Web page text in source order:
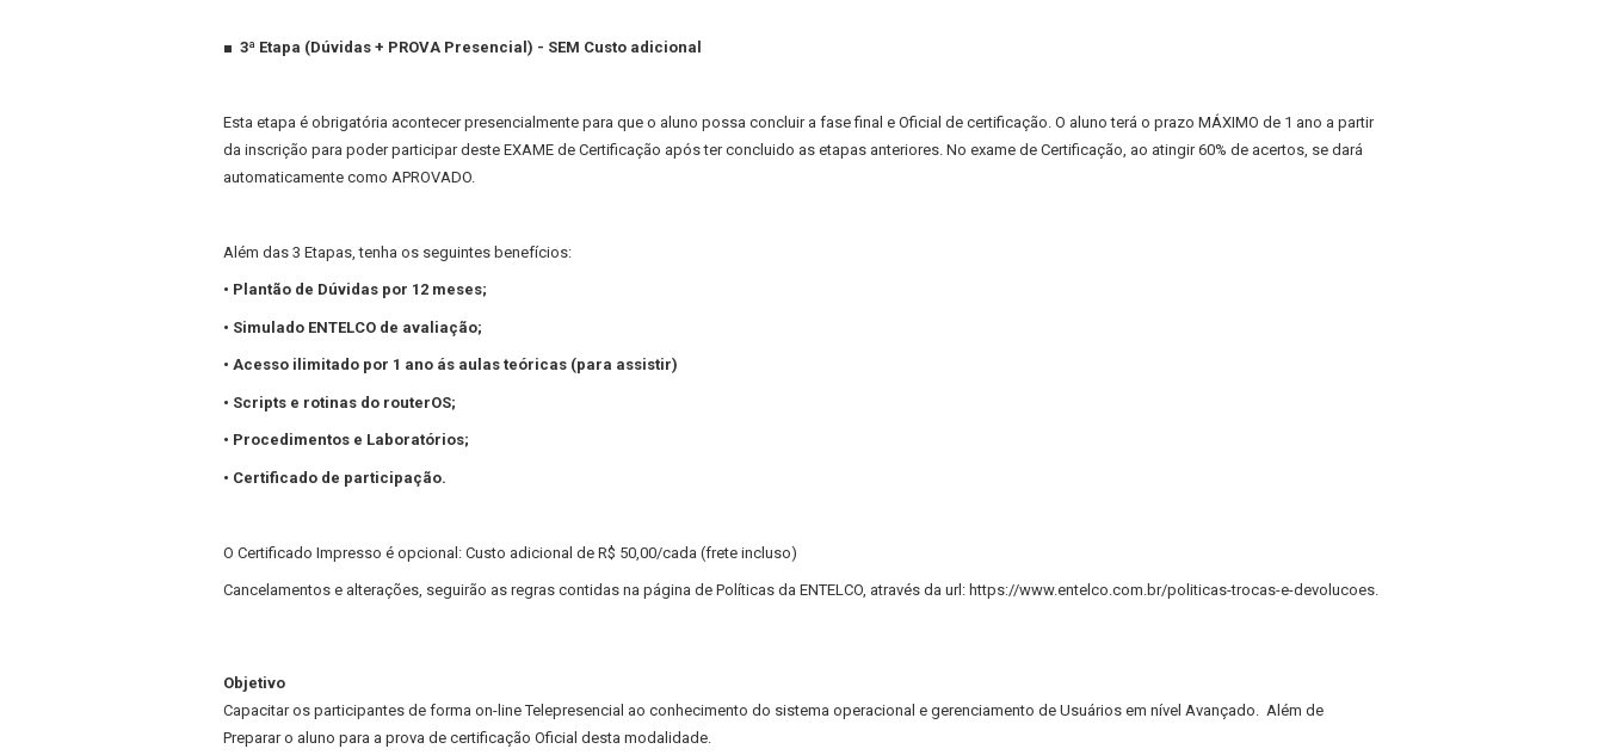
■ 3ª Etapa (Dúvidas + PROVA Presencial) - SEM Custo adicional
Esta etapa é obrigatória acontecer presencialmente para que o aluno possa concluir a fase final e Oficial de certificação. O aluno terá o prazo MÁXIMO de 1 ano a partir
da inscrição para poder participar deste EXAME de Certificação após ter concluido as etapas anteriores. No exame de Certificação, ao atingir 60% de acertos, se dará
automaticamente como APROVADO.
Além das 3 Etapas, tenha os seguintes benefícios:
• Plantão de Dúvidas por 12 meses;
• Simulado ENTELCO de avaliação;
• Acesso ilimitado por 1 ano ás aulas teóricas (para assistir)
• Scripts e rotinas do routerOS;
• Procedimentos e Laboratórios;
• Certificado de participação.
O Certificado Impresso é opcional: Custo adicional de R$ 50,00/cada (frete incluso)
Cancelamentos e alterações, seguirão as regras contidas na página de Políticas da ENTELCO, através da url: https://www.entelco.com.br/politicas-trocas-e-devolucoes.
Objetivo
Capacitar os participantes de forma on-line Telepresencial ao conhecimento do sistema operacional e gerenciamento de Usuários em nível Avançado. Além de
Preparar o aluno para a prova de certificação Oficial desta modalidade.